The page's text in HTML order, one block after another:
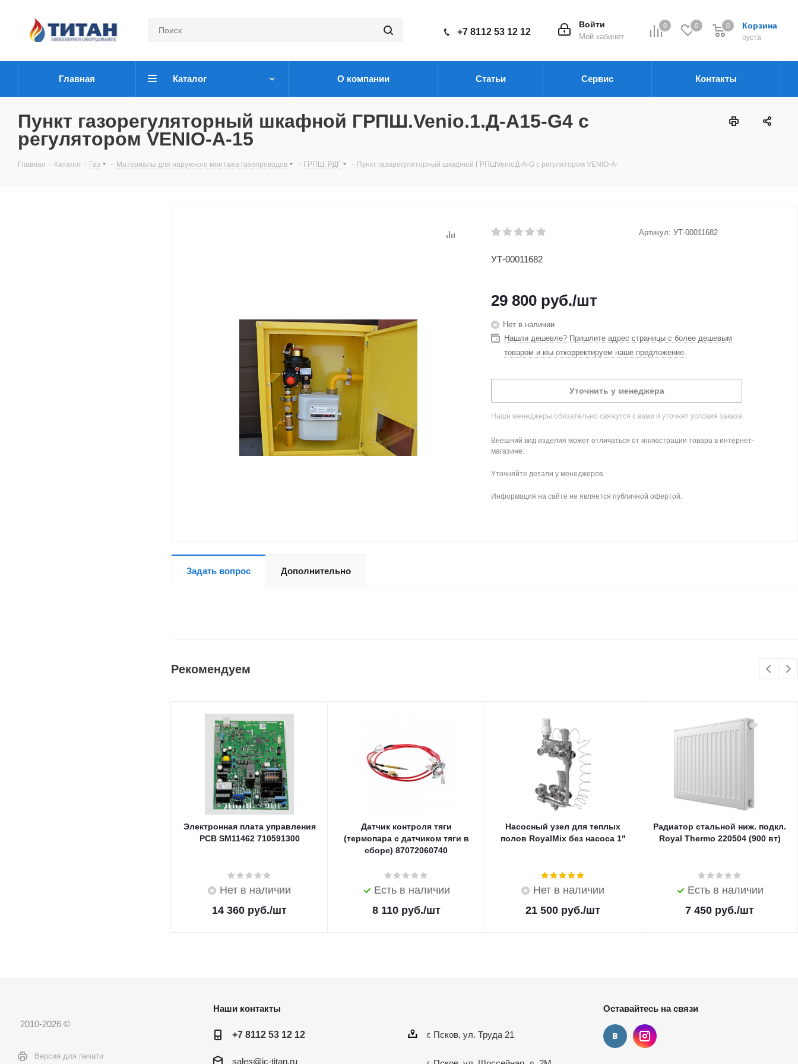
0 0 Корзина
пуста
0
Войти
Мой кабинет
+7 8112 53 12 12
Главная Каталог О компании Статьи Сервис Контакты
Пункт газорегуляторный шкафной ГРПШ.Venio.1.Д-A15-G4 с
регулятором VENIO-A-15
Главная - Каталог - Газ - Материалы для наружного монтажа газопроводов - ГРПШ, РДГ - Пункт газорегуляторный шкафной ГРПШVenioД-A-G с регулятором VENIO-A-
Артикул: УТ-00011682
УТ-00011682
29 800 руб./шт
Нет в наличии
Нашли дешевле? Пришлите адрес страницы с более дешевым
товаром и мы откорректируем наше предложение.
Уточнить у менеджера
Наши менеджеры обязательно свяжутся с вами и уточнят условия заказа
Внешний вид изделия может отличаться от иллюстрации товара в интернет-
магазине.
Уточняйте детали у менеджеров.
Информация на сайте не является публичной офертой.
Задать вопрос Дополнительно
Рекомендуем
Электронная плата управления
PCB SM11462 710591300
Нет в наличии
14 360 руб./шт
Датчик контроля тяги
(термопара с датчиком тяги в
сборе) 87072060740
Есть в наличии
8 110руб./шт
Насосный узел для теплых
полов RoyalMix без насоса 1"
Нет в наличии
21 500 руб./шт
Радиатор стальной ниж. подкл.
Royal Thermo 220504 (900 вт)
Есть в наличии
7 450 руб./шт
2010-2026 ©
Версия для печати
Наши контакты
+7 8112 53 12 12
sales@ic-titan.ru
г. Псков, ул. Труда 21
Оставайтесь на связи